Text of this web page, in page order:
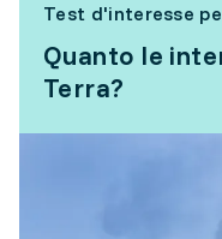
Test d'interesse
Quanto le
Terra?